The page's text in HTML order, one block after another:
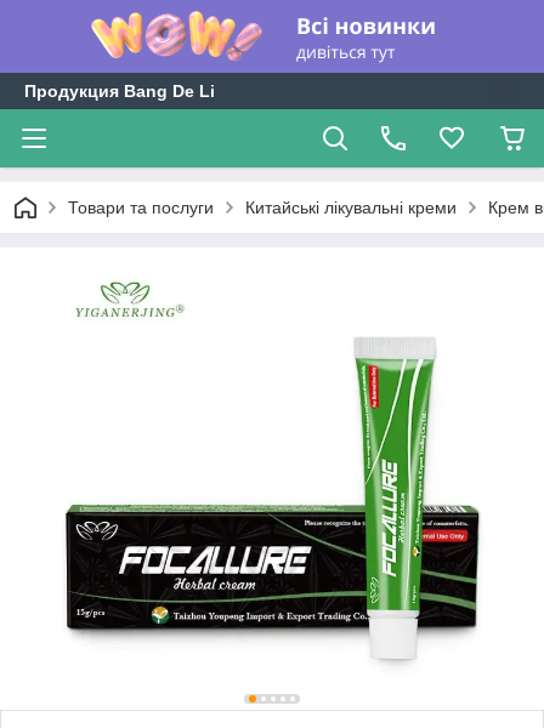
Продукция Bang De Li
Товари та послуги Китайські лікувальні креми Крем